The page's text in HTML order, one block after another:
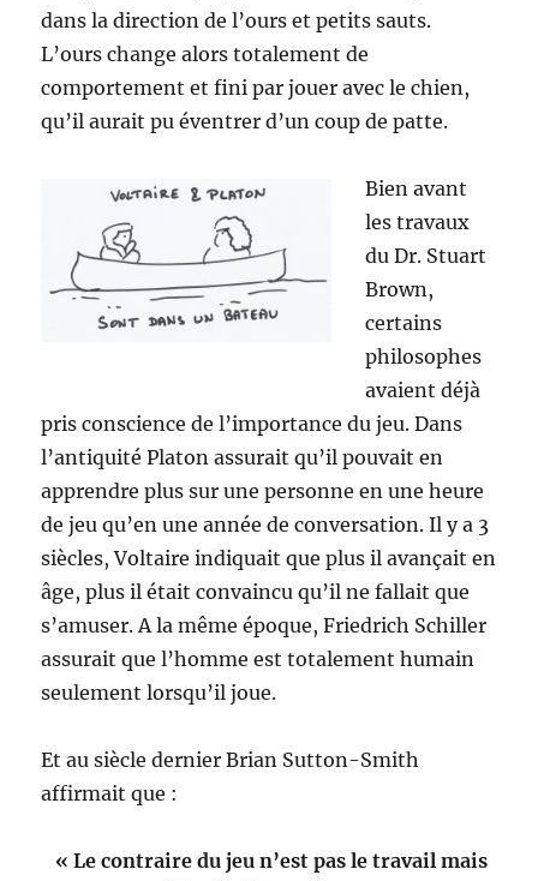
dans la direction de l’ours et petits sauts.
L’ours change alors totalement de
comportement et fini par jouer avec le chien,
qu’il aurait pu éventrer d’un coup de patte.
Bien avant
les travaux
du Dr. Stuart
Brown,
certains
philosophes
avaient déjà
pris conscience de l’importance du jeu. Dans
l’antiquité Platon assurait qu’il pouvait en
apprendre plus sur une personne en une heure
de jeu qu’en une année de conversation. Il y a 3
siècles, Voltaire indiquait que plus il avançait en
âge, plus il était convaincu qu’il ne fallait que
s’amuser. A la même époque, Friedrich Schiller
assurait que l’homme est totalement humain
seulement lorsqu’il joue.
Et au siècle dernier Brian Sutton-Smith
affirmait que :
« Le contraire du jeu n’est pas le travail mais